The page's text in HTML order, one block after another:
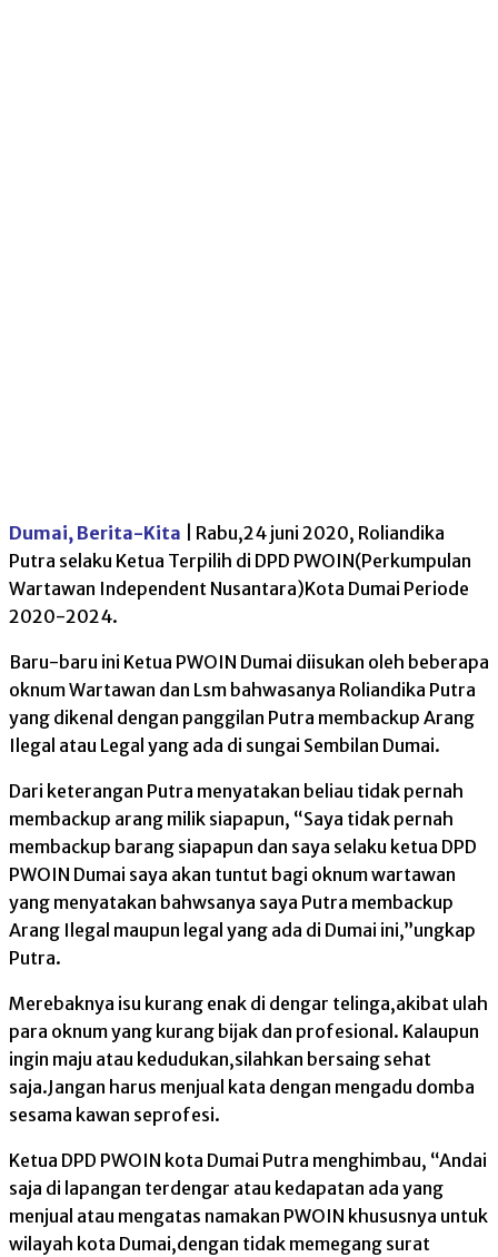
Dumai, Berita-Kita | Rabu,24 juni 2020, Roliandika
Putra selaku Ketua Terpilih di DPD PWOIN(Perkumpulan
Wartawan Independent Nusantara)Kota Dumai Periode
2020-2024.
Baru-baru ini Ketua PWOIN Dumai diisukan oleh beberapa
oknum Wartawan dan Lsm bahwasanya Roliandika Putra
yang dikenal dengan panggilan Putra membackup Arang
Ilegal atau Legal yang ada di sungai Sembilan Dumai.
Dari keterangan Putra menyatakan beliau tidak pernah
membackup arang milik siapapun, “Saya tidak pernah
membackup barang siapapun dan saya selaku ketua DPD
PWOIN Dumai saya akan tuntut bagi oknum wartawan
yang menyatakan bahwsanya saya Putra membackup
Arang Ilegal maupun legal yang ada di Dumai ini,”ungkap
Putra.
Merebaknya isu kurang enak di dengar telinga,akibat ulah
para oknum yang kurang bijak dan profesional. Kalaupun
ingin maju atau kedudukan,silahkan bersaing sehat
saja.Jangan harus menjual kata dengan mengadu domba
sesama kawan seprofesi.
Ketua DPD PWOIN kota Dumai Putra menghimbau, “Andai
saja di lapangan terdengar atau kedapatan ada yang
menjual atau mengatas namakan PWOIN khususnya untuk
wilayah kota Dumai,dengan tidak memegang surat